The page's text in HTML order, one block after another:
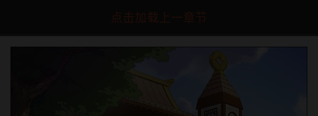
点击加载上一章节